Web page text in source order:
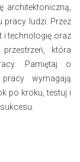
architektoniczną,
pracy ludzi. Przez
i technologię oraz
która
Pamiętaj o
wymagają
po kroku, testuj i